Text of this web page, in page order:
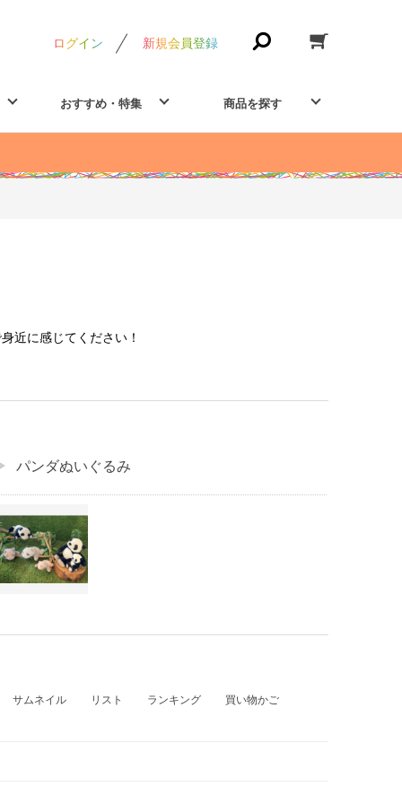
ログイン 新規会員登録
おすすめ・特集 商品を探す
近に感じてください！
パンダぬいぐるみ
サムネイル リスト ランキング 買い物かご